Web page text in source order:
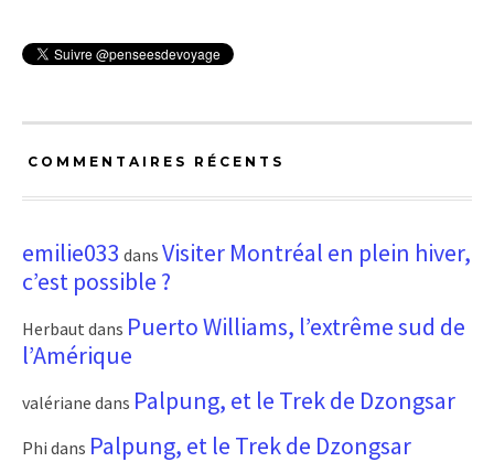
COMMENTAIRES RÉCENTS
emilie033 dans Visiter Montréal en plein hiver,
c’est possible ?
Herbaut dans Puerto Williams, l’extrême sud de
l’Amérique
valériane dans Palpung, et le Trek de Dzongsar
Phi dans Palpung, et le Trek de Dzongsar